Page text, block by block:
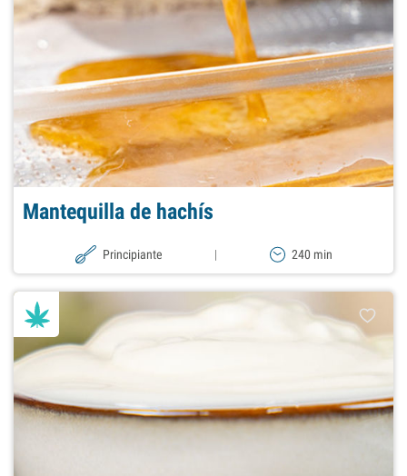
Mantequilla de hachís
Principiante | 240 min